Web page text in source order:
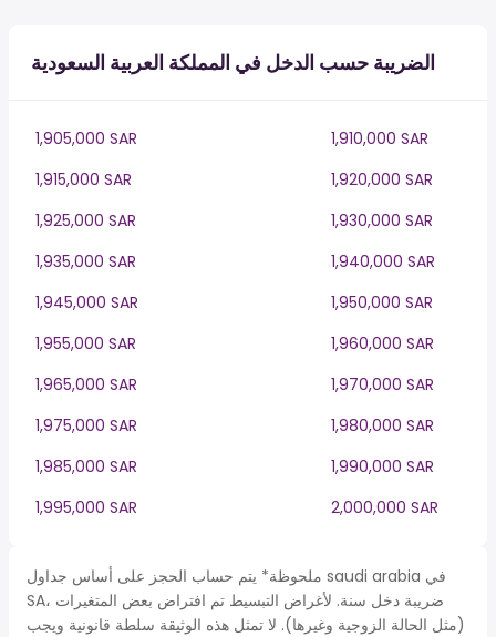
الضريبة حسب الدخل في المملكة العربية السعودية
1,905,000 SAR
1,910,000 SAR
1,915,000 SAR
1,920,000 SAR
1,925,000 SAR
1,930,000 SAR
1,935,000 SAR
1,940,000 SAR
1,945,000 SAR
1,950,000 SAR
1,955,000 SAR
1,960,000 SAR
1,965,000 SAR
1,970,000 SAR
1,975,000 SAR
1,980,000 SAR
1,985,000 SAR
1,990,000 SAR
1,995,000 SAR
2,000,000 SAR
ملحوظة* يتم حساب الحجز على أساس جداول saudi arabia في
SA، ضريبة دخل سنة. لأغراض التبسيط تم افتراض بعض المتغيرات
(مثل الحالة الزوجية وغيرها). لا تمثل هذه الوثيقة سلطة قانونية ويجب